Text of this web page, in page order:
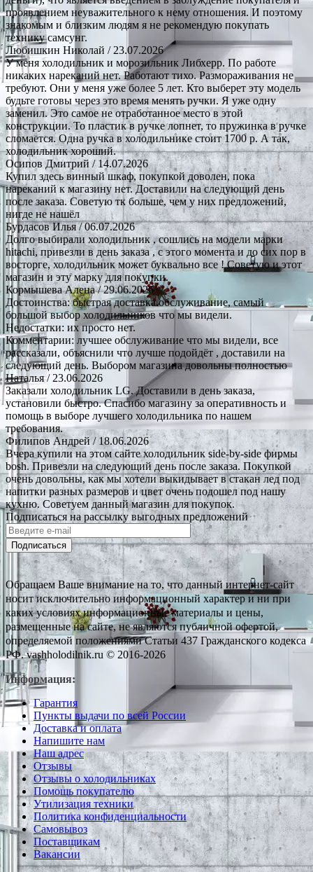
проявлением неуважительного к нему отношения. И поэтому
знакомым и близким людям я не рекомендую покупать
технику самсунг.
Любишкин Николай / 23.07.2026
У меня холодильник и морозильник Либхерр. По работе
никаких нареканий нет. Работают тихо. Размораживания не
требуют. Они у меня уже более 5 лет. Кто выберет эту модель
будьте готовы через это время менять ручки. Я уже одну
заменил. Это самое не отработанное место в этой
конструкции. То пластик в ручке лопнет, то пружинка в ручке
сломается. Одна ручка в холодильнике стоит 1700 р. А так,
холодильник хороший.
Осипов Дмитрий/ 14.07.2026
Купил здесь винный шкаф, покупкой доволен, пока
нареканий к магазину нет. Доставили на следующий день
после заказа. Советую тк больше, чем у них предложений,
нигде не нашёл
Бурдасов Илья/ 06.07.2026
Долго выбирали холодильник , сошлись на модели марки
hitachi, привезли в день заказа , с этого момента и до сих пор в
восторге, холодильник может буквально все ! Советую и этот
магазин и эту марку для покупки.
Кормышева Алена/ 29.06.2026
Достоинства: быстрая доставка.обслуживание, самый
большой выбор холодильников что мы видели.
Недостатки: их просто нет.
Комментарии: лучшее обслуживание что мы видели, все
рассказали, объяснили что лучше подойдёт , доставили на
следующий день. Выбором магазина довольны полностью
Наталья/ 23.06.2026
Заказали холодильник LG. Доставили в день заказа,
установили быстро. Спасибо магазину за оперативность и
помощь в выборе лучшего холодильника по нашем
требования.
Филипов Андрей/ 18.06.2026
Вчера купили на этом сайте холодильник side-by-side фирмы
bosh. Привезли на следующий день после заказа. Покупкой
очень довольны, как мы хотели выкидывает в стакан лед под
напитки разных размеров и цвет очень подошел под нашу
кухню. Советуем данный магазин для покупок.
Подписаться на рассылку выгодных предложений
Подписаться
Обращаем Ваше внимание на то, что данный интернет-сайт
носит исключительно информационный характер и ни при
каких условиях информационные материалы и цены,
размещенные на сайте, не являются публичной офертой,
определяемой положениями Статьи 437 Гражданского кодекса
РФ. vashholodilnik.ru © 2016-2026
Информация:
Гарантия
Пункты выдачи по всей России
Доставка и оплата
Напишите нам
Наш адрес
Отзывы
Отзывы о холодильниках
Помощь покупателю
Утилизация техники
Политика конфиденциальности
Самовывоз
Поставщикам
Вакансии